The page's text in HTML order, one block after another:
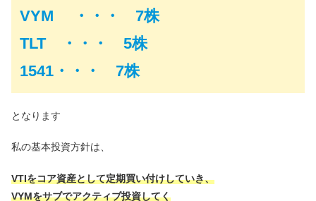
VYM ・・・ 7株
TLT ・・・ 5株
1541・・・ 7株
となります
私の基本投資方針は、
VTIをコア資産として定期買い付けしていき、
VYMをサブでアクティブ投資してく